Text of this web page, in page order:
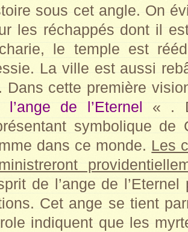
sous cet angle. On
les réchappés dont il
le temple est
La ville est aussi
Dans cette première
l’ange de l’Eternel « .
symbolique de
dans ce monde. Les
de l’ange de
Cet ange se tient
indiquent que les